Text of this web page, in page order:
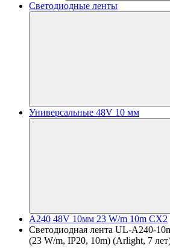
Светодиодные ленты
Универсальные 48V 10 мм
A240 48V 10мм 23 W/m 10m CX2
Светодиодная лента UL-A240-
(23 W/m, IP20, 10m) (Arlight, 7